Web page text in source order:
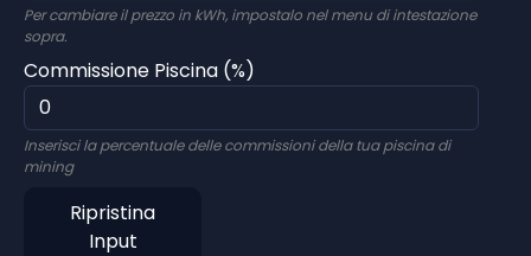
Per cambiare il prezzo in kWh, impostalo nel menu di intestazione
sopra.
Commissione Piscina (%)
Inserisci la percentuale delle commissioni della tua piscina di
mining
Ripristina
Input